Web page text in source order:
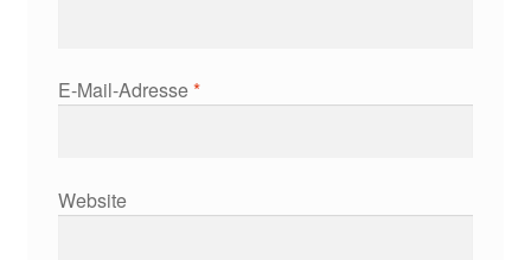
E-Mail-Adresse*
Website